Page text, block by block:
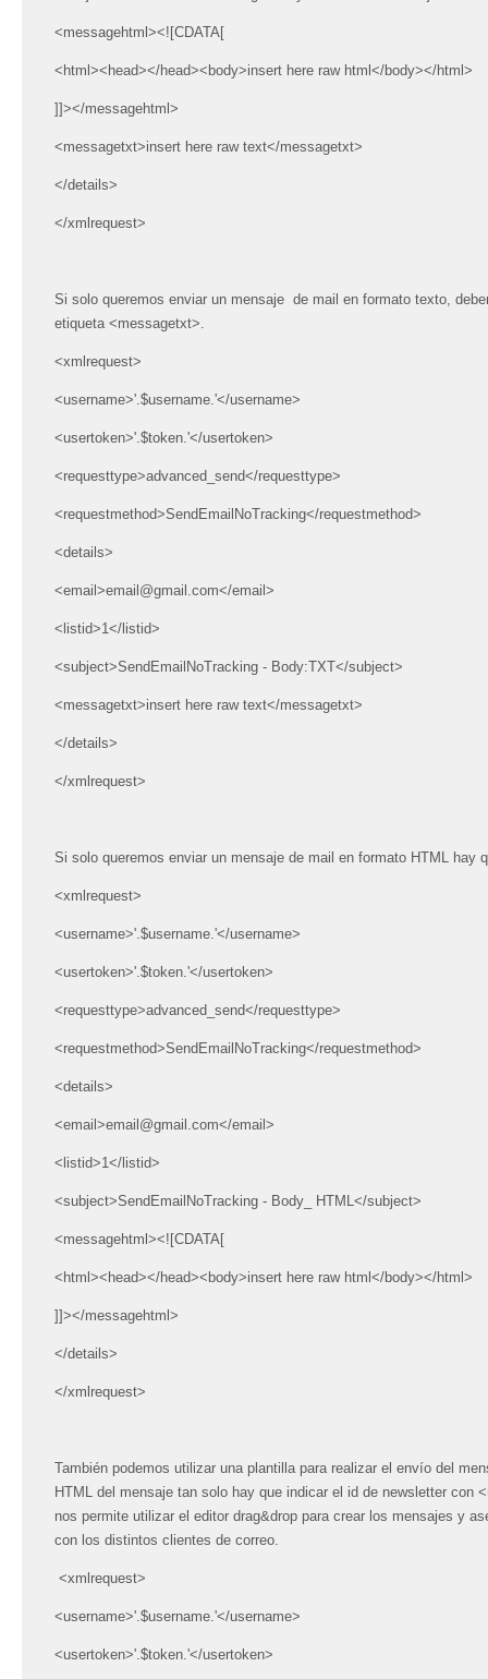
<messagehtml><![CDATA[
<html><head></head><body>insert here raw html</body></html>
]]></messagehtml>
<messagetxt>insert here raw text</messagetxt>
</details>
</xmlrequest>
Si solo queremos enviar un mensaje de mail en formato texto,
etiqueta <messagetxt>.
<xmlrequest>
<username>'.$username.'</username>
<usertoken>'.$token.'</usertoken>
<requesttype>advanced_send</requesttype>
<requestmethod>SendEmailNoTracking</requestmethod>
<details>
<email>email@gmail.com</email>
<listid>1</listid>
<subject>SendEmailNoTracking - Body:TXT</subject>
<messagetxt>insert here raw text</messagetxt>
</details>
</xmlrequest>
Si solo queremos enviar un mensaje de mail en formato HTML hay
<xmlrequest>
<username>'.$username.'</username>
<usertoken>'.$token.'</usertoken>
<requesttype>advanced_send</requesttype>
<requestmethod>SendEmailNoTracking</requestmethod>
<details>
<email>email@gmail.com</email>
<listid>1</listid>
<subject>SendEmailNoTracking - Body_ HTML</subject>
<messagehtml><![CDATA[
<html><head></head><body>insert here raw html</body></html>
]]></messagehtml>
</details>
</xmlrequest>
También podemos utilizar una plantilla para realizar el envío del
HTML del mensaje tan solo hay que indicar el id de newsletter con
nos permite utilizar el editor drag&drop para crear los mensajes y
con los distintos clientes de correo.
<xmlrequest>
<username>'.$username.'</username>
<usertoken>'.$token.'</usertoken>